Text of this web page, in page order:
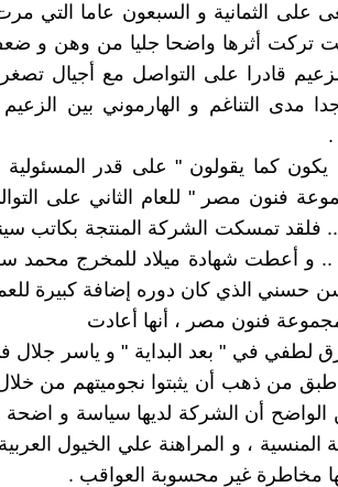
على الثمانية و السبعون عاما التي
تركت أثرها واضحا جليا من وهن و
قادرا على التواصل مع أجيال
مدى التناغم و الهارموني بين
.
كما يقولون " على قدر المسئولية
فنون مصر " للعام الثاني على
فلقد تمسكت الشركة المنتجة بكاتب
و أعطت شهادة ميلاد للمخرج محمد
حسني الذي كان دوره إضافة كبيرة
فنون مصر ، أنها أعادت
لطفي في " بعد البداية " و ياسر
من ذهب أن يثبتوا نجوميتهم من خلال
أن الشركة لديها سياسة و اضحة
المنسية ، و المراهنة علي الخيول
مخاطرة غير محسوبة العواقب .